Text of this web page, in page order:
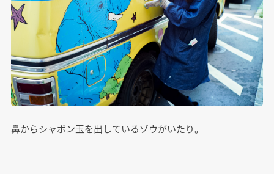
鼻からシャボン玉を出しているゾウがいたり。